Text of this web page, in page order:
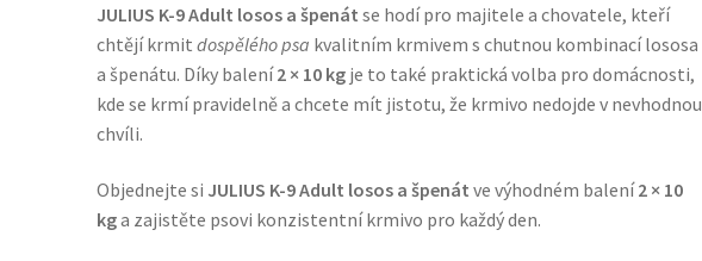
JULIUS K-9 Adult losos a špenát se hodí pro majitele a chovatele, kteří
chtějí krmit dospělého psa kvalitním krmivem s chutnou kombinací lososa
a špenátu. Díky balení2 × 10 kgje to také praktická volba pro domácnosti,
kde se krmí pravidelně a chcete mít jistotu, že krmivo nedojde v nevhodnou
chvíli.
Objednejte si JULIUS K-9 Adult losos a špenát ve výhodném balení2 × 10
kga zajistěte psovi konzistentní krmivo pro každý den.